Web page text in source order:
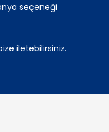
seçeneği
iletebilirsiniz.